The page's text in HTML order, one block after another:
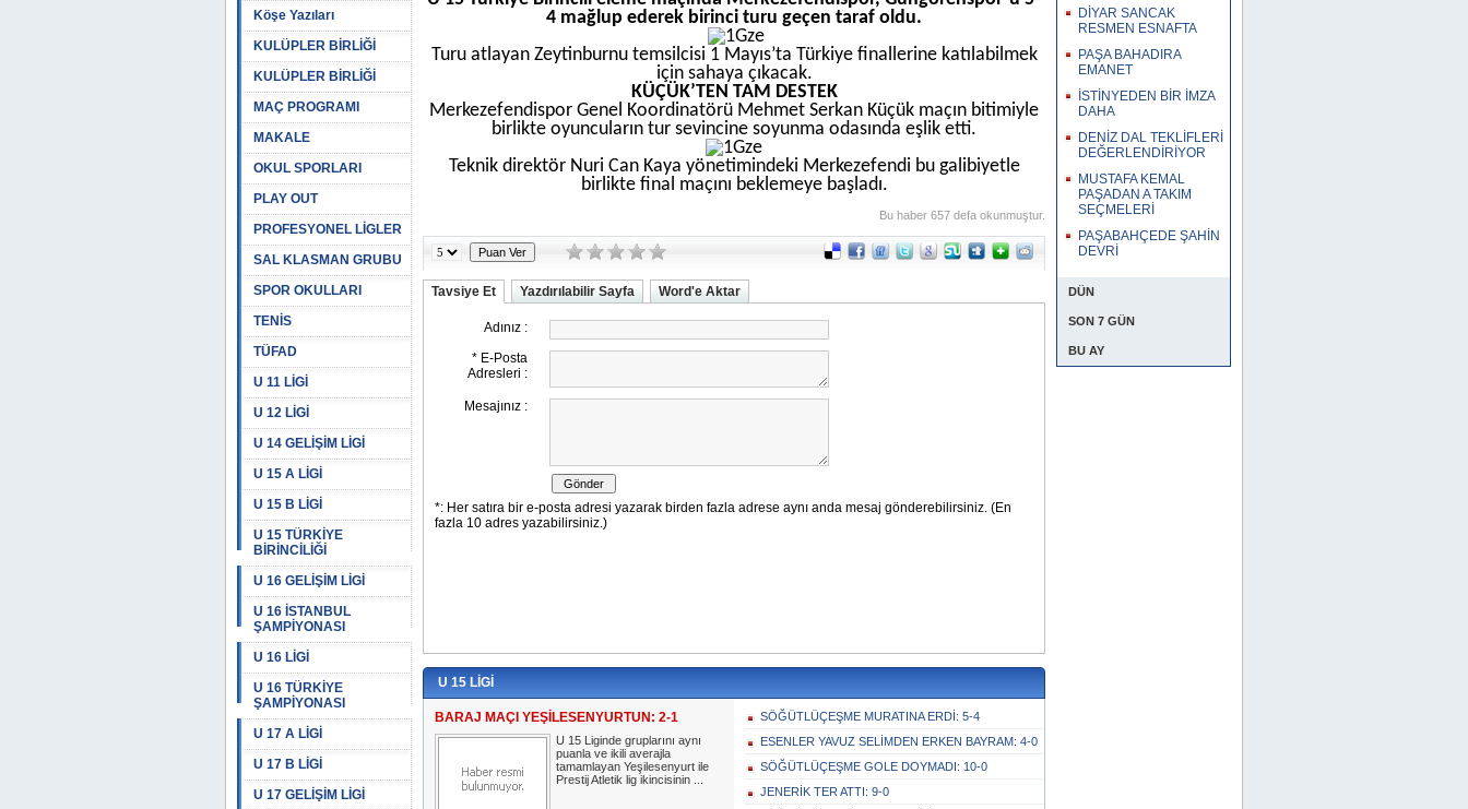
Köşe Yazıları
KULÜPLER BİRLİĞİ
KULÜPLER BİRLİĞİ
MAÇ PROGRAMI
MAKALE
OKUL SPORLARI
PLAY OUT
PROFESYONEL LİGLER
SAL KLASMAN GRUBU
SPOR OKULLARI
TENİS
TÜFAD
U 11 LİGİ
U 12 LİGİ
U 14 GELİŞİM LİGİ
U 15 A LİGİ
U 15 B LİGİ
U 15 TÜRKİYE
BİRİNCİLİĞİ
U 16 GELİŞİM LİGİ
U 16 İSTANBUL
ŞAMPİYONASI
U 16 LİGİ
U 16 TÜRKİYE
ŞAMPİYONASI
U 17 A LİGİ
U 17 B LİGİ
U 17 GELİŞİM LİGİ
4 mağlup ederek birinci turu geçen taraf oldu.
Turu atlayan Zeytinburnu temsilcisi 1 Mayıs’ta Türkiye finallerine katılabilmek
için sahaya çıkacak.
KÜÇÜK’TEN TAM DESTEK
Merkezefendispor Genel Koordinatörü Mehmet Serkan Küçük maçın bitimiyle
birlikte oyuncuların tur sevincine soyunma odasında eşlik etti.
Teknik direktör Nuri Can Kaya yönetimindeki Merkezefendi bu galibiyetle
birlikte final maçını beklemeye başladı.
Bu haber 657 defa okunmuştur.
Tavsiye Et Yazdırılabilir Sayfa Word'e Aktar
U 15 LİGİ
BARAJ MAÇI YEŞİLESENYURTUN: 2-1
U 15 Liginde gruplarını aynı
puanla ve ikili averajla
tamamlayan Yeşilesenyurt ile
Prestij Atletik lig ikincisinin ...
SÖĞÜTLÜÇEŞME MURATINA ERDİ: 5-4
ESENLER YAVUZ SELİMDEN ERKEN BAYRAM: 4-0
SÖĞÜTLÜÇEŞME GOLE DOYMADI: 10-0
JENERİK TER ATTI: 9-0
DİYAR SANCAK
RESMEN ESNAFTA
PAŞA BAHADIRA
EMANET
İSTİNYEDEN BİR İMZA
DAHA
DENİZ DAL TEKLİFLERİ
DEĞERLENDİRİYOR
MUSTAFA KEMAL
PAŞADAN A TAKIM
SEÇMELERİ
PAŞABAHÇEDE ŞAHİN
DEVRİ
DÜN
SON 7 GÜN
BU AY